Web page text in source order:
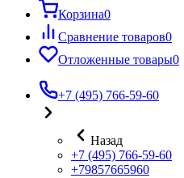
Корзина0
Сравнение товаров0
Отложенные товары0
+7 (495) 766-59-60
Назад
+7 (495) 766-59-60
+79857665960